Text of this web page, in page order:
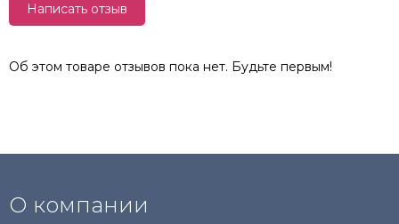
Написать отзыв
Об этом товаре отзывов пока нет. Будьте первым!
О компании